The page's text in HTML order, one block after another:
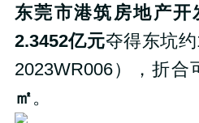
东莞市港筑房地产开
2.3452亿元夺得东坑
2023WR006），折合
㎡。